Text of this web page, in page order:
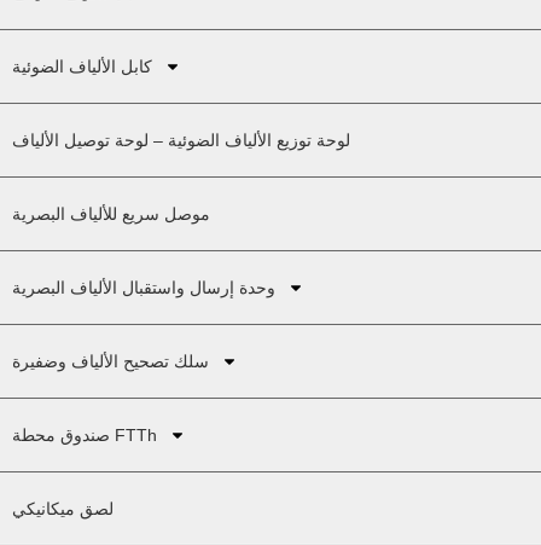
كابل الألياف الضوئية
لوحة توزيع الألياف الضوئية – لوحة توصيل الألياف
موصل سريع للألياف البصرية
وحدة إرسال واستقبال الألياف البصرية
سلك تصحيح الألياف وضفيرة
صندوق محطة FTTh
لصق ميكانيكي